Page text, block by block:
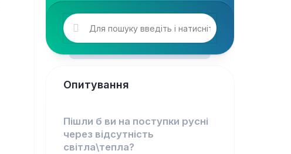
Опитування
Пішли б ви на поступки русні
через відсутність
світла\тепла?